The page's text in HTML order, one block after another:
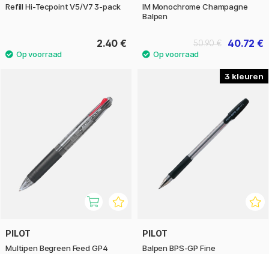
Refill Hi-Tecpoint V5/V7 3-pack
2.40 €
IM Monochrome Champagne
Balpen
40.72 €
50.90 €
PILOT
Multipen Begreen Feed GP4
3
PILOT
Balpen BPS-GP Fine